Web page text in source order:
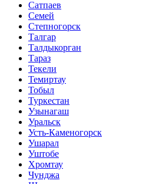
Сатпаев
Семей
Степногорск
Талгар
Талдыкорган
Тараз
Текели
Темиртау
Тобыл
Туркестан
Узынагаш
Уральск
Усть-Каменогорск
Ушарал
Уштобе
Хромтау
Чунджа